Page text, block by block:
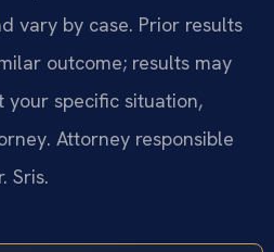
vary by case. Prior results
outcome; results may
your specific situation,
Attorney responsible
Sris.